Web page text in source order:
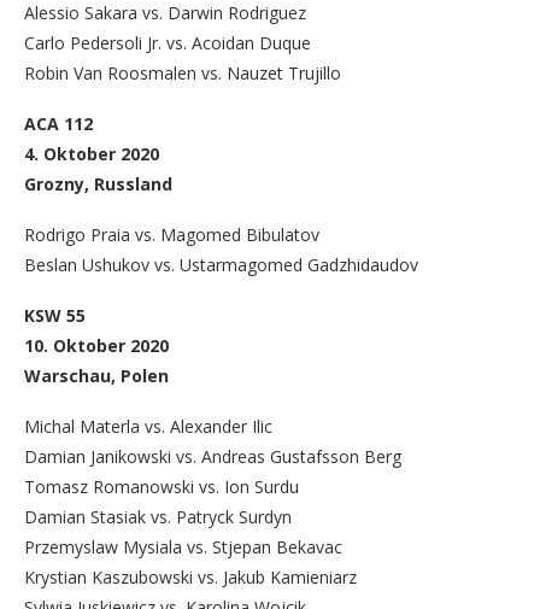
Alessio Sakara vs. Darwin Rodriguez
Carlo Pedersoli Jr. vs. Acoidan Duque
Robin Van Roosmalen vs. Nauzet Trujillo
ACA 112
4. Oktober 2020
Grozny, Russland
Rodrigo Praia vs. Magomed Bibulatov
Beslan Ushukov vs. Ustarmagomed Gadzhidaudov
KSW 55
10. Oktober 2020
Warschau, Polen
Michal Materla vs. Alexander Ilic
Damian Janikowski vs. Andreas Gustafsson Berg
Tomasz Romanowski vs. Ion Surdu
Damian Stasiak vs. Patryck Surdyn
Przemyslaw Mysiala vs. Stjepan Bekavac
Krystian Kaszubowski vs. Jakub Kamieniarz